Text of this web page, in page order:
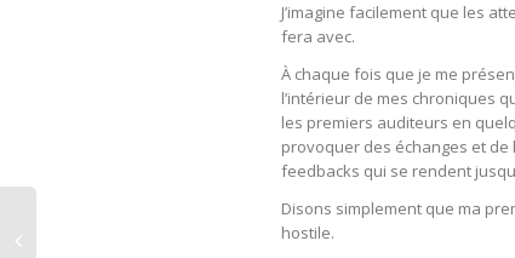
J’imagine facilement que les
fera avec.
À chaque fois que je me
l’intérieur de mes chroniques
les premiers auditeurs en
provoquer des échanges et de
feedbacks qui se rendent
Disons simplement que ma
hostile.